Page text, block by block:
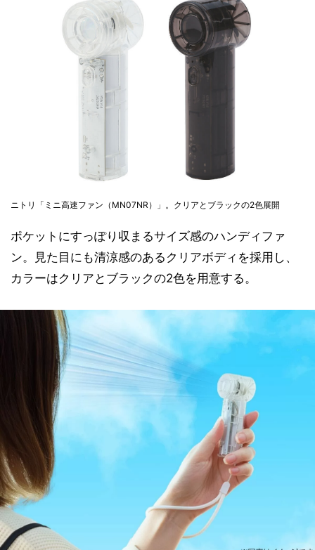
ニトリ「ミニ高速ファン（MN07NR）」。クリアとブラックの2色展開
ポケットにすっぽり収まるサイズ感のハンディファ
ン。見た目にも清涼感のあるクリアボディを採用し、
カラーはクリアとブラックの2色を用意する。